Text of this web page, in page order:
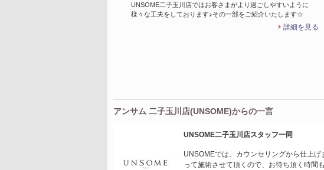
UNSOME二子玉川店ではお客さまがより過ごしやすいように
様々な工夫をしております♪その一部をご紹介いたします☆
詳細を見る
アンサム 二子玉川店(UNSOME)からの一言
UNSOME二子玉川店スタッフ一同
UNSOMEでは、カウンセリングから仕上
って施術させて頂くので、お待ち頂く時間